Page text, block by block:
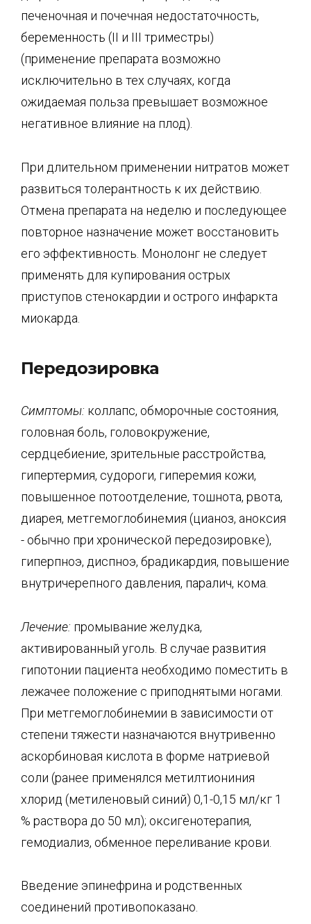
печеночная и почечная недостаточность,
беременность (II и III триместры)
(применение препарата возможно
исключительно в тех случаях, когда
ожидаемая польза превышает возможное
негативное влияние на плод).
При длительном применении нитратов может
развиться толерантность к их действию.
Отмена препарата на неделю и последующее
повторное назначение может восстановить
его эффективность. Монолонг не следует
применять для купирования острых
приступов стенокардии и острого инфаркта
миокарда.
Передозировка
Симптомы: коллапс, обморочные состояния,
головная боль, головокружение,
сердцебиение, зрительные расстройства,
гипертермия, судороги, гиперемия кожи,
повышенное потоотделение, тошнота, рвота,
диарея, метгемоглобинемия (цианоз, аноксия
- обычно при хронической передозировке),
гиперпноэ, диспноэ, брадикардия, повышение
внутричерепного давления, паралич, кома.
Лечение: промывание желудка,
активированный уголь. В случае развития
гипотонии пациента необходимо поместить в
лежачее положение с приподнятыми ногами.
При метгемоглобинемии в зависимости от
степени тяжести назначаются внутривенно
аскорбиновая кислота в форме натриевой
соли (ранее применялся метилтиониния
хлорид (метиленовый синий) 0,1-0,15 мл/кг 1
% раствора до 50 мл); оксигенотерапия,
гемодиализ, обменное переливание крови.
Введение эпинефрина и родственных
соединений противопоказано.